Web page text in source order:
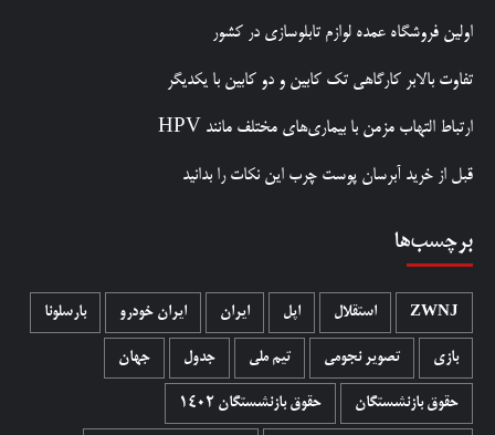
اولین فروشگاه عمده لوازم تابلوسازی در کشور
تفاوت بالابر کارگاهی تک کابین و دو کابین با یکدیگر
ارتباط التهاب مزمن با بیماری‌های مختلف مانند HPV
قبل از خرید آبرسان پوست چرب این نکات را بدانید
برچسب‌ها
ZWNJ استقلال اپل ایران ایران خودرو بارسلونا
بازی تصویر نجومی تیم ملی جدول جهان
حقوق بازنشستگان حقوق بازنشستگان 1402